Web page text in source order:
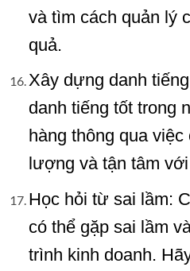
và tìm cách quản lý
quả.
Xây dựng danh
danh tiếng tốt trong
hàng thông qua
lượng và tận tâm
Học hỏi từ sai lầm:
có thể gặp sai lầm
trình kinh doanh.